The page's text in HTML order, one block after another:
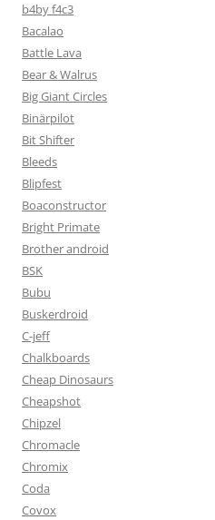
b4by f4c3
Bacalao
Battle Lava
Bear & Walrus
Big Giant Circles
Binärpilot
Bit Shifter
Bleeds
Blipfest
Boaconstructor
Bright Primate
Brother android
BSK
Bubu
Buskerdroid
C-jeff
Chalkboards
Cheap Dinosaurs
Cheapshot
Chipzel
Chromacle
Chromix
Coda
Covox